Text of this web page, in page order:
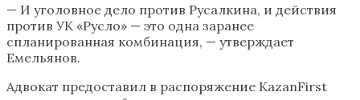
— И уголовное дело против Русалкина, и действия
против УК «Русло» — это одна заранее
спланированная комбинация, — утверждает
Емельянов.
Адвокат предоставил в распоряжение KazanFirst